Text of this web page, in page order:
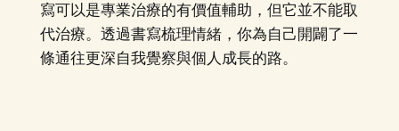
寫可以是專業治療的有價值輔助，但它並不能取
代治療。透過書寫梳理情緒，你為自己開闢了一
條通往更深自我覺察與個人成長的路。